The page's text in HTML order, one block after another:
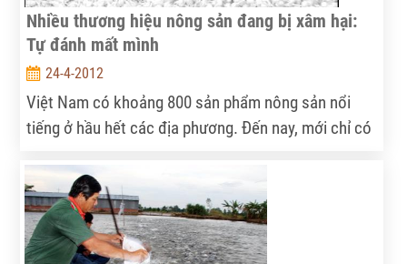
Nhiều thương hiệu nông sản đang bị xâm hại:
Tự đánh mất mình
24-4-2012
Việt Nam có khoảng 800 sản phẩm nông sản nổi
tiếng ở hầu hết các địa phương. Đến nay, mới chỉ có
chỉ dẫn địa lý được đăng ký bảo hộ. Nhiều thương
hiệu đang bị xâm hại, có khả năng biến mất...